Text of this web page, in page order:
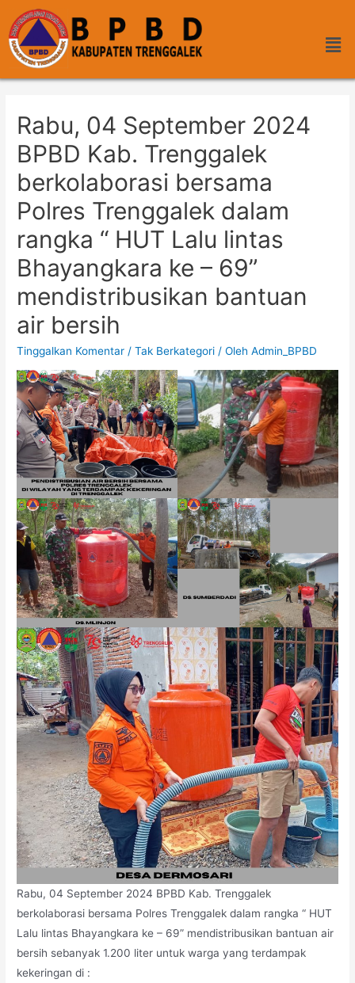
Rabu, 04 September 2024
BPBD Kab. Trenggalek
berkolaborasi bersama
Polres Trenggalek dalam
rangka “ HUT Lalu lintas
Bhayangkara ke – 69”
mendistribusikan bantuan
air bersih
Tinggalkan Komentar /Tak Berkategori / OlehAdmin_BPBD
Rabu, 04 September 2024 BPBD Kab. Trenggalek
berkolaborasi bersama Polres Trenggalek dalam rangka “ HUT
Lalu lintas Bhayangkara ke – 69” mendistribusikan bantuan air
bersih sebanyak 1.200 liter untuk warga yang terdampak
kekeringan di :